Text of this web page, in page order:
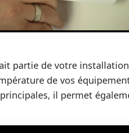
partie de votre
de vos
il permet